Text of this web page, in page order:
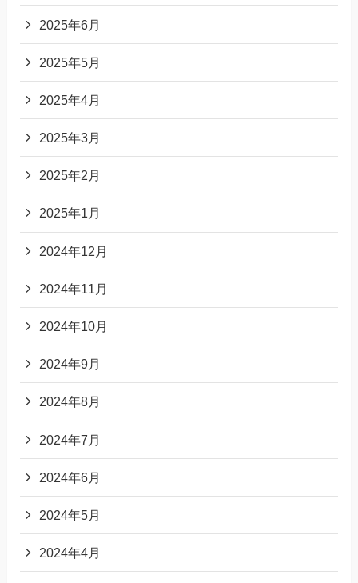
2025年6月
2025年5月
2025年4月
2025年3月
2025年2月
2025年1月
2024年12月
2024年11月
2024年10月
2024年9月
2024年8月
2024年7月
2024年6月
2024年5月
2024年4月